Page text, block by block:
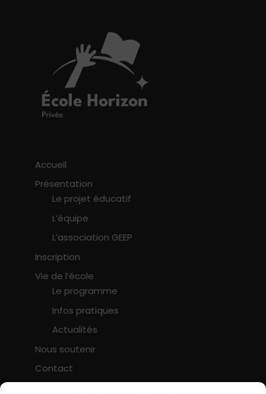
Accueil
Présentation
Le projet éducatif
L’équipe
L’association GEEP
Inscription
Vie de l’école
Le programme
Infos pratiques
Actualités
Nous soutenir
Contact